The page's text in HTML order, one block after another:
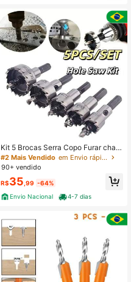
adeira Elétrica & Ferramentas de Im
pacto para Trabalho de Reparo
Kit 5 Brocas Serra Copo Furar chap
a Metal Aço Ferro 16/18.5/20/25/30
mm jogo ferramentas completo met
#2 Mais Vendido
em Envio rápido Brocas
90+ vendido
R$35 ,99 -64%
Envio Nacional
4-7 dias